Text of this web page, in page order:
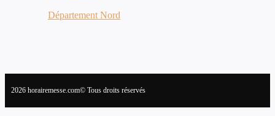
Département Nord
2026 horairemesse.com© Tous droits réservés